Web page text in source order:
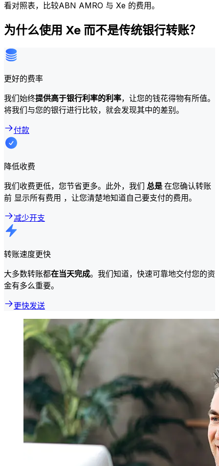
看对照表，比较ABN AMRO 与 Xe 的费用。
为什么使用 Xe 而不是传统银行转账？
更好的费率
我们始终提供高于银行利率的利率，让您的钱花得物有所值。
将我们与您的银行进行比较，就会发现其中的差别。
付款
降低收费
我们收费更低，您节省更多。此外，我们 总是在您确认转账
前 显示所有费用 ，让您清楚地知道自己要支付的费用。
减少开支
转账速度更快
大多数转账都在当天完成。我们知道，快速可靠地交付您的资
金有多么重要。
更快发送